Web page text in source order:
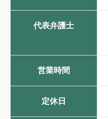
代表弁護士
営業時間
定休日